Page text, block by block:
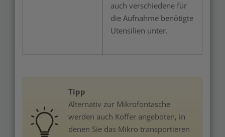
auch verschiedene für
die Aufnahme benötigte
Utensilien unter.
Tipp
Alternativ zur Mikrofontasche
werden auch Koffer angeboten, in
denen Sie das Mikro transportieren